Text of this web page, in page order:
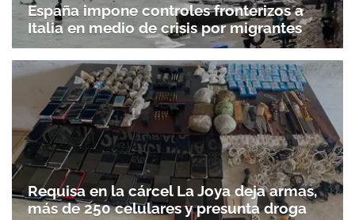
España impone controles fronterizos a
Italia en medio de crisis por migrantes
Requisa en la cárcel La Joya deja armas,
más de 250 celulares y presunta droga